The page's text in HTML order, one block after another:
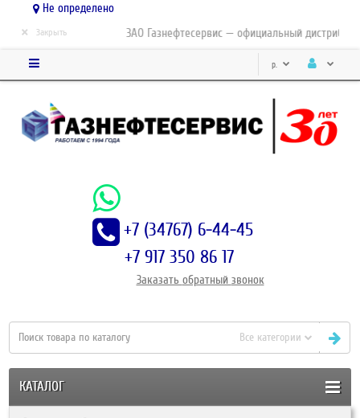
Не определено
ЗАО Газнефтесервис — официальный дистрибьютор-
× Закрыть
р.
+7 (34767) 6-44-45
+7 917 350 86 17
Заказать обратный звонок
Все категории
КАТАЛОГ